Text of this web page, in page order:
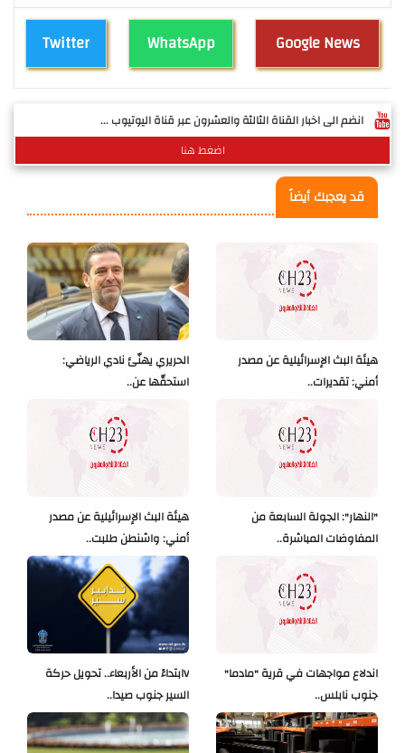
Twitter WhatsApp Google News
انضم الى اخبار القناة الثالثة والعشرون عبر قناة اليوتيوب ...
اضغط هنا
قد يعجبك أيضاً
الحريري يهنّئ نادي الرياضي:
استحقّها عن..
هيئة البث الإسرائيلية عن مصدر
أمني: تقديرات..
هيئة البث الإسرائيلية عن مصدر
أمني: واشنطن طلبت..
"النهار": الجولة السابعة من
المفاوضات المباشرة..
Vابتداءً من الأربعاء.. تحويل حركة
السير جنوب صيدا..
اندلاع مواجهات في قرية "مادما"
جنوب نابلس..